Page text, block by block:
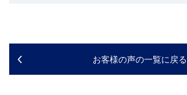
お客様の声の一覧に戻る